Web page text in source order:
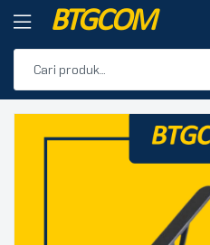
BTGCOM
PRODUK UNGGULAN
PRODUK TERBARU
🔍